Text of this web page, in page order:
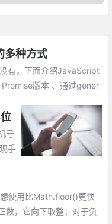
多种方式
有，下面介绍JavaScript
版本 、通过gener
号
手
使用比Math.floor()更快
数，它向下取整；对于负